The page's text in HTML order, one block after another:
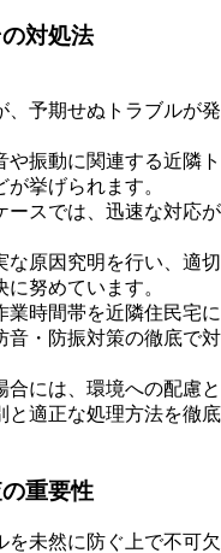
対処法
、予期せぬトラブルが発
振動に関連する近隣ト
挙げられます。
ースでは、迅速な対応が
な原因究明を行い、適切
努めています。
業時間帯を近隣住民宅に
音・防振対策の徹底で対
には、環境への配慮と
と適正な処理方法を徹底
重要性
を未然に防ぐ上で不可欠